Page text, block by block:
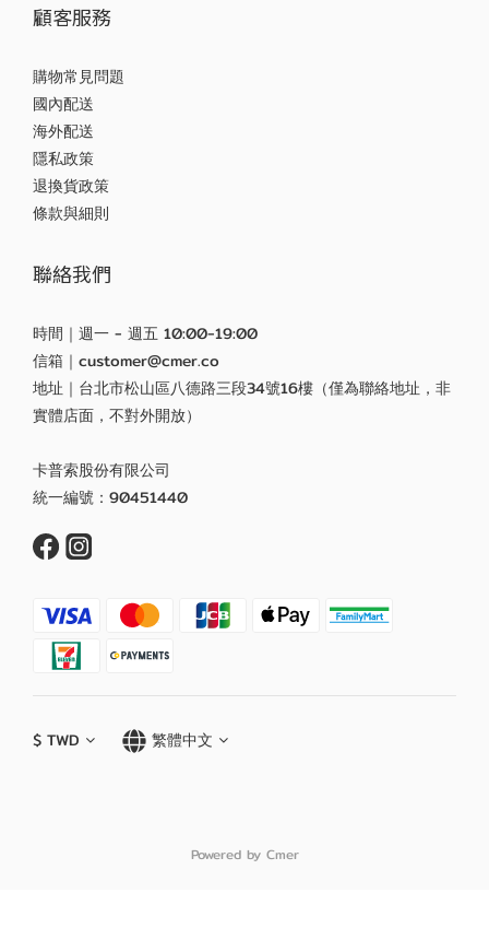
顧客服務
購物常見問題
國內配送
海外配送
隱私政策
退換貨政策
條款與細則
聯絡我們
時間｜週一 - 週五 10:00-19:00
信箱｜customer@cmer.co
地址｜台北市松山區八德路三段34號16樓（僅為聯絡地址，非
實體店面，不對外開放）
卡普索股份有限公司
統一編號：90451440
$ TWD 繁體中文
Powered by Cmer